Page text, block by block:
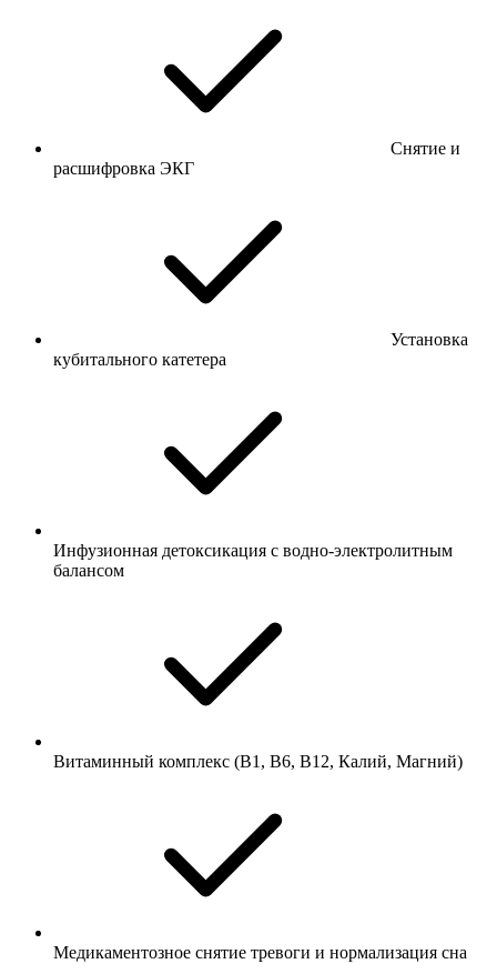
Снятие и
расшифровка ЭКГ
Установка
кубитального катетера
Инфузионная детоксикация с водно-электролитным
балансом
Витаминный комплекс (В1, В6, В12, Калий, Магний)
Медикаментозное снятие тревоги и нормализация сна